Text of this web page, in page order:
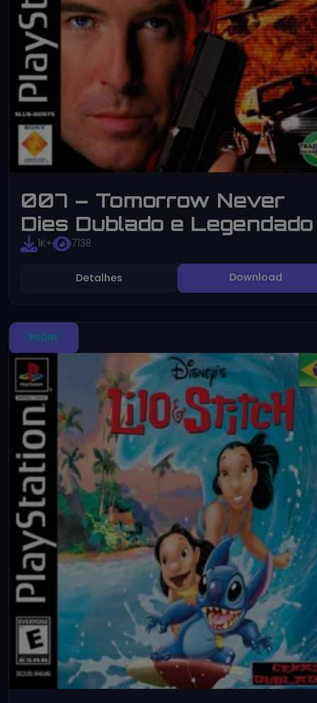
007 – Tomorrow Never
Dies Dublado e Legendado
1K+ 7138
Detalhes Download
PSONE